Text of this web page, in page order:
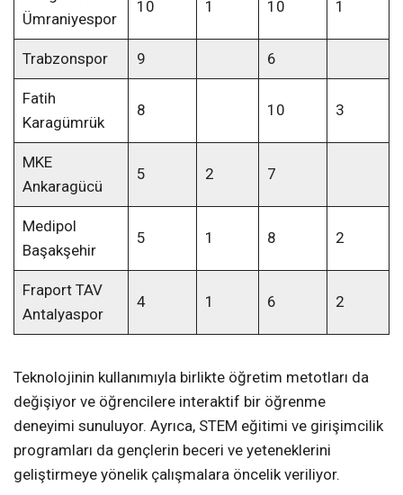
Ümraniyespor
10 1 10 1
Trabzonspor 9 6
Fatih
Karagümrük
8 10 3
MKE
Ankaragücü
5 2 7
Medipol
Başakşehir
5 1 8 2
Fraport TAV
Antalyaspor
4 1 6 2
Teknolojinin kullanımıyla birlikte öğretim metotları da
değişiyor ve öğrencilere interaktif bir öğrenme
deneyimi sunuluyor. Ayrıca, STEM eğitimi ve girişimcilik
programları da gençlerin beceri ve yeteneklerini
geliştirmeye yönelik çalışmalara öncelik veriliyor.